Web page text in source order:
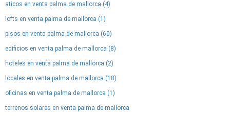
aticos en venta palma de mallorca (4)
lofts en venta palma de mallorca (1)
pisos en venta palma de mallorca (60)
edificios en venta palma de mallorca (8)
hoteles en venta palma de mallorca (2)
locales en venta palma de mallorca (18)
oficinas en venta palma de mallorca (1)
terrenos solares en venta palma de mallorca